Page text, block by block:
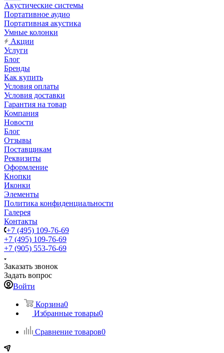
Акустические системы
Портативное аудио
Портативная акустика
Умные колонки
Акции
Услуги
Блог
Бренды
Как купить
Условия оплаты
Условия доставки
Гарантия на товар
Компания
Новости
Блог
Отзывы
Поставщикам
Реквизиты
Оформление
Кнопки
Иконки
Элементы
Политика конфиденциальности
Галерея
Контакты
+7 (495) 109-76-69
+7 (495) 109-76-69
+7 (905) 553-76-69
Заказать звонок
Задать вопрос
Войти
Корзина0
Избранные товары0
Сравнение товаров0